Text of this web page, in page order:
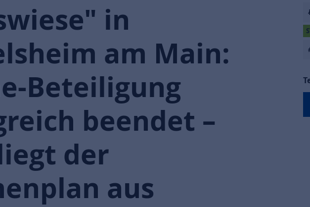
in
am Main:
Beteiligung
beendet –
der
aus